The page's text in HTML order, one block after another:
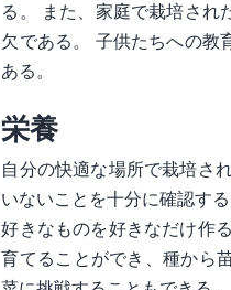
る。 また、家庭で栽培され
欠である。 子供たちへの教
ある。
栄養
自分の快適な場所で栽培さ
いないことを十分に確認す
好きなものを好きなだけ作
育てることができ、種から